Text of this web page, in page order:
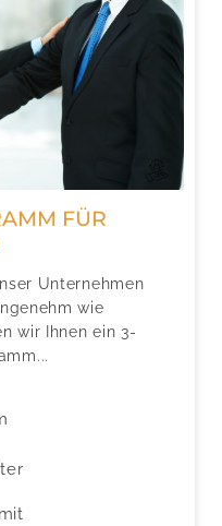
FÜR
Unternehmen
wie
wir Ihnen ein 3-